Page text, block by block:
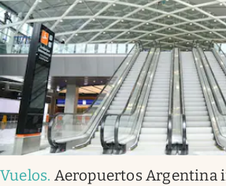
Vuelos. Aeropuertos Argentina